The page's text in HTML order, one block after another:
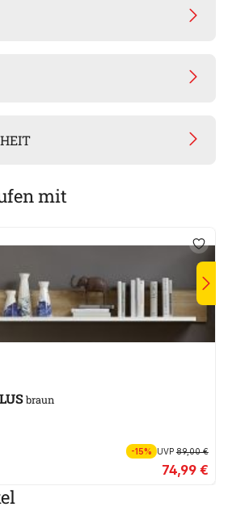
mit
braun
-15% UVP89,00 €
74,99 €